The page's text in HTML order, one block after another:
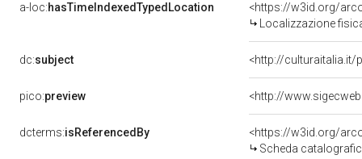
a-loc:hasTimeIndexedTypedLocation
<https://w3id.org/
Localizzazione
dc:subject <http://culturaitalia.it/
pico:preview
dcterms:isReferencedBy
<https://w3id.org/
Scheda